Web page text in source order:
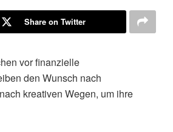
Share on Twitter
vor finanzielle
den Wunsch nach
kreativen Wegen, um ihre